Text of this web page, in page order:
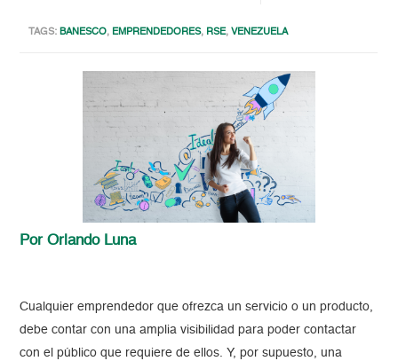
TAGS:BANESCO, EMPRENDEDORES, RSE,VENEZUELA
Por Orlando Luna
Cualquier emprendedor que ofrezca un servicio o un producto,
debe contar con una amplia visibilidad para poder contactar
con el público que requiere de ellos. Y, por supuesto, una